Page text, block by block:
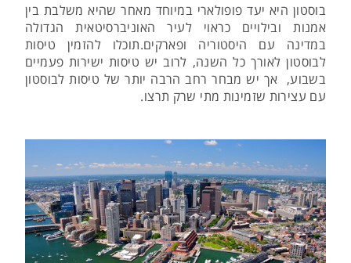
בוסטון היא יעד פופולארי במיוחד מאחר שהיא משלבת בין
אמנות ובילויים כראוי לעיר האוניברסיטאית הגדולה
במדינה עם היסטוריה ופארקים.תוכלו להזמין טיסות
לבוסטון לאורך כל השנה, לרוב יש טיסות ישירות פעמיים
בשבוע, אך יש מבחר רחב הרבה יותר של טיסות לבוסטון
עם עצירות שזמינות מתי שרק תרצו.